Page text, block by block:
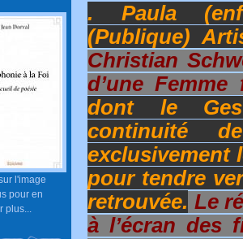
l'image
pour en
plus...
. Paula
(Publique)
Christian
d’une
dont le
continuité
exclusivement
pour tendre
retrouvée. Le
à l’écran des